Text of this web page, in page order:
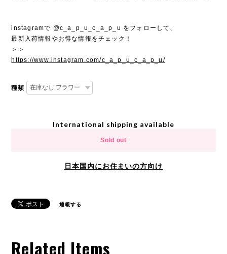
instagramで @c_a_p_u_c_a_p_u をフォローして、
最新入荷情報やお得な情報をチェック！
＞＞
https://www.instagram.com/c_a_p_u_c_a_p_u/
種類
International shipping available
Sold out
日本国内にお住まいの方向け
通報する
Related Items